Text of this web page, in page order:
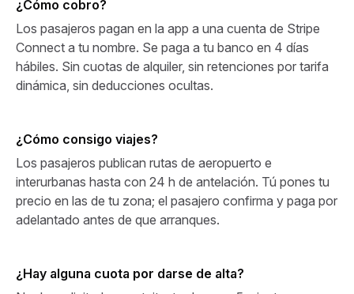
¿Cómo cobro?
Los pasajeros pagan en la app a una cuenta de Stripe
Connect a tu nombre. Se paga a tu banco en 4 días
hábiles. Sin cuotas de alquiler, sin retenciones por tarifa
dinámica, sin deducciones ocultas.
¿Cómo consigo viajes?
Los pasajeros publican rutas de aeropuerto e
interurbanas hasta con 24 h de antelación. Tú pones tu
precio en las de tu zona; el pasajero confirma y paga por
adelantado antes de que arranques.
¿Hay alguna cuota por darse de alta?